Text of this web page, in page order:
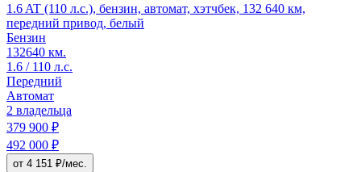
1.6 AT (110 л.с.), бензин, автомат, хэтчбек, 132 640 км,
передний привод, белый
Бензин
132640 км.
1.6 / 110 л.с.
Передний
Автомат
2 владельца
379 900 ₽
492 000 ₽
от 4 151 ₽/мес.